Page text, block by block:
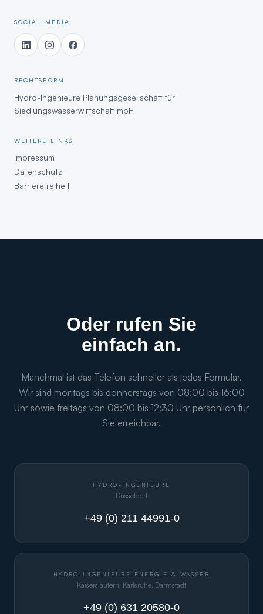
SOCIAL MEDIA
RECHTSFORM
Hydro-Ingenieure Planungsgesellschaft für
Siedlungswasserwirtschaft mbH
WEITERE LINKS
Impressum
Datenschutz
Barrierefreiheit
Oder rufen Sie
einfach an.
Manchmal ist das Telefon schneller als jedes Formular.
Wir sind montags bis donnerstags von 08:00 bis 16:00
Uhr sowie freitags von 08:00 bis 12:30 Uhr persönlich für
Sie erreichbar.
HYDRO-INGENIEURE
Düsseldorf
+49 (0) 211 44991-0
HYDRO-INGENIEURE ENERGIE & WASSER
Kaiserslautern, Karlsruhe, Darmstadt
+49 (0) 631 20580-0